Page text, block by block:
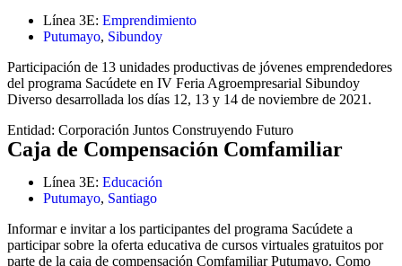
Línea 3E: Emprendimiento
Putumayo, Sibundoy
Participación de 13 unidades productivas de jóvenes emprendedores
del programa Sacúdete en IV Feria Agroempresarial Sibundoy
Diverso desarrollada los días 12, 13 y 14 de noviembre de 2021.
Entidad: Corporación Juntos Construyendo Futuro
Caja de Compensación Comfamiliar
Línea 3E: Educación
Putumayo, Santiago
Informar e invitar a los participantes del programa Sacúdete a
participar sobre la oferta educativa de cursos virtuales gratuitos por
parte de la caja de compensación Comfamiliar Putumayo. Como